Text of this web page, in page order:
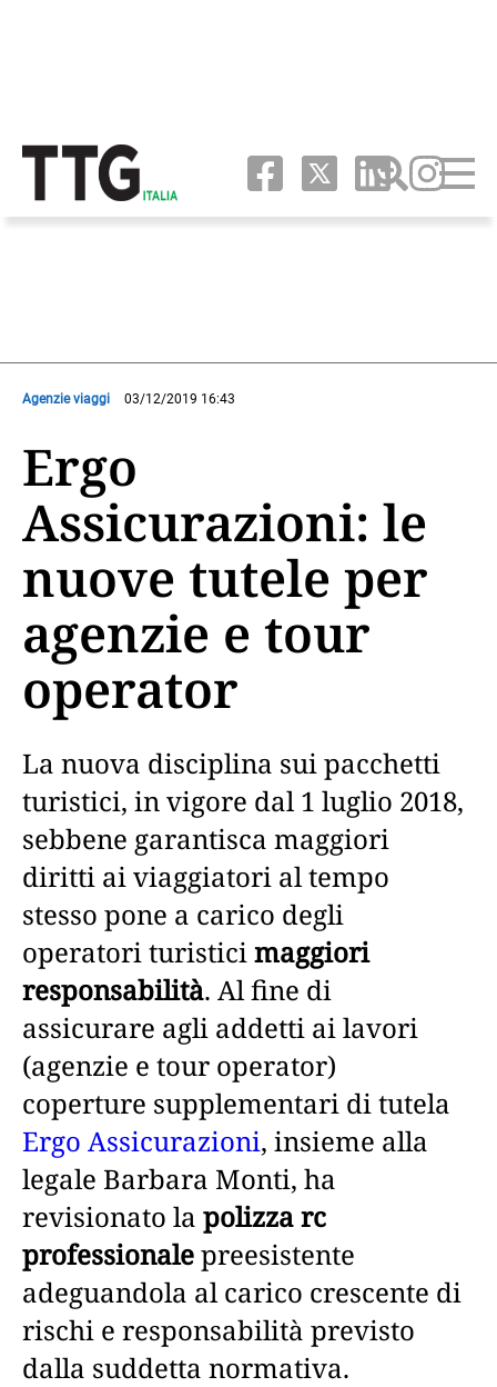
Agenzie viaggi 03/12/2019 16:43
Ergo
Assicurazioni: le
nuove tutele per
agenzie e tour
operator
La nuova disciplina sui pacchetti
turistici, in vigore dal 1 luglio 2018,
sebbene garantisca maggiori
diritti ai viaggiatori al tempo
stesso pone a carico degli
operatori turisticimaggiori
responsabilità. Al fine di
assicurare agli addetti ai lavori
(agenzie e tour operator)
coperture supplementari di tutela
Ergo Assicurazioni, insieme alla
legale Barbara Monti, ha
revisionato la polizza rc
professionalepreesistente
adeguandola al carico crescente di
rischi e responsabilità previsto
dalla suddetta normativa.